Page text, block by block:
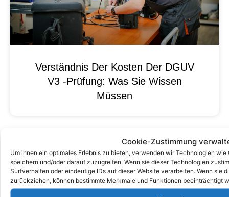
Cookie-Zustimmung
Um ihnen ein optimales Erlebnis zu bieten, verwenden wir Technologien
speichern und/oder darauf zuzugreifen. Wenn sie dieser Technologien
Surfverhalten oder eindeutige IDs auf dieser Website verarbeiten. Wenn sie
zurückziehen, können bestimmte Merkmale und Funktionen beeinträchtigt
Verständnis Der Kosten Der DGUV
V3 -Prüfung: Was Sie Wissen
Müssen